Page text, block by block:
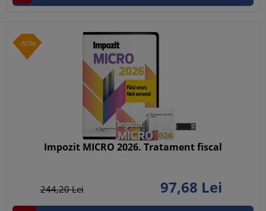
-60%
Impozit MICRO 2026. Tratament fiscal
244,20Lei 97,68 Lei